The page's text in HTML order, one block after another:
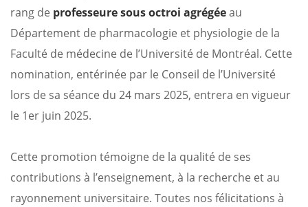
rang de professeure sous octroi agrégéeau
Département de pharmacologie et physiologie de la
Faculté de médecine de l’Université de Montréal. Cette
nomination, entérinée par le Conseil de l’Université
lors de sa séance du 24 mars 2025, entrera en vigueur
le 1er juin 2025.
Cette promotion témoigne de la qualité de ses
contributions à l’enseignement, à la recherche et au
rayonnement universitaire. Toutes nos félicitations à